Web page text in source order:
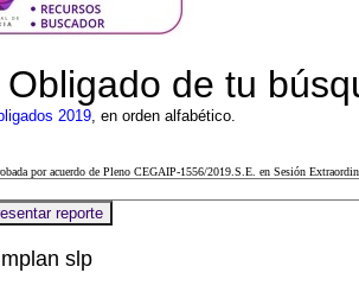
de tu
2019, en orden alfabético.
por acuerdo de Pleno CEGAIP-1556/2019.S.E. en Sesión
slp